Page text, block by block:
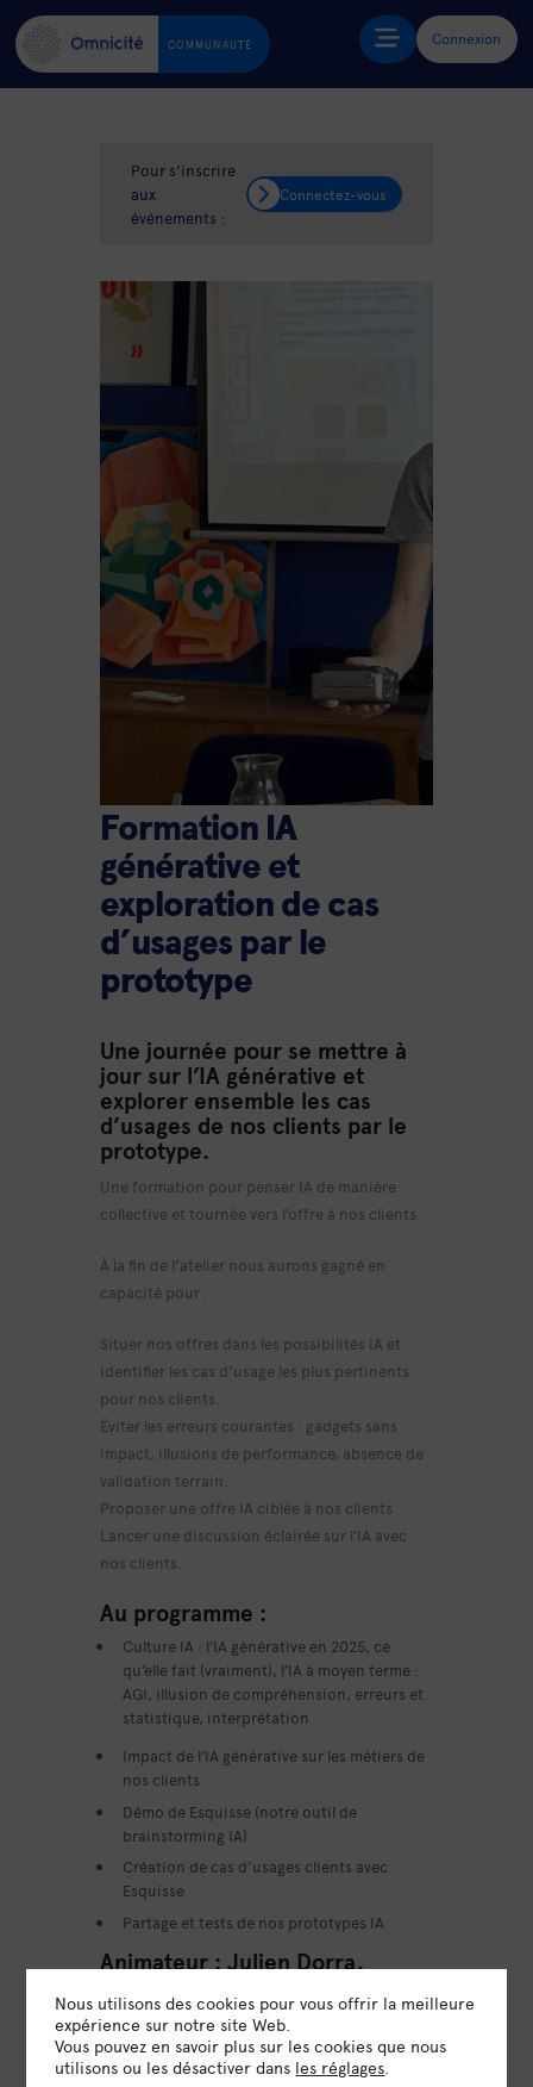
COMMUNAUTÉ Connexion
Pour s'inscrire
aux
événements :
Connectez-vous
Formation IA
générative et
exploration de cas
d’usages par le
prototype
Une journée pour se mettre à
jour sur l’IA générative et
explorer ensemble les cas
d’usages de nos clients par le
prototype.
Une formation pour penser IA de manière
collective et tournée vers l’offre à nos clients.
À la fin de l’atelier nous aurons gagné en
capacité pour :
Situer nos offres dans les possibilités IA et
identifier les cas d’usage les plus pertinents
pour nos clients.
Éviter les erreurs courantes : gadgets sans
impact, illusions de performance, absence de
validation terrain.
Proposer une offre IA ciblée à nos clients
Lancer une discussion éclairée sur l’IA avec
nos clients.
Au programme :
Culture IA : l’IA générative en 2025, ce
qu’elle fait (vraiment), l’IA à moyen terme :
AGI, illusion de compréhension, erreurs et
statistique, interprétation
Impact de l’IA générative sur les métiers de
nos clients
Démo de Esquisse (notre outil de
brainstorming IA)
Création de cas d’usages clients avec
Esquisse
Partage et tests de nos prototypes IA
Animateur : Julien Dorra,
2008
Designer-technologiste, Julien Dorra a créé
depuis 2023 trois projets d’IA générative.
Nous utilisons des cookies pour vous offrir la meilleure
expérience sur notre site Web.
Vous pouvez en savoir plus sur les cookies que nous
utilisons ou les désactiver dans les réglages